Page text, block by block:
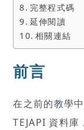
完整程式碼
延伸閱讀
相關連結
前言
在之前的教學
TEJAPI 資料庫